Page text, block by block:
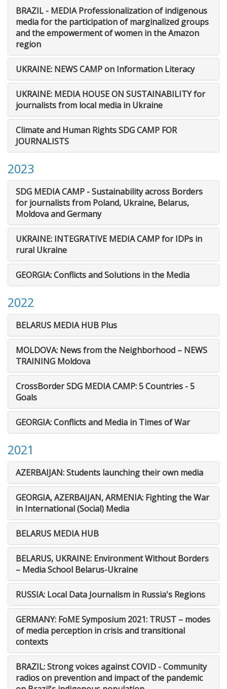
BRAZIL - MEDIA Professionalization of indigenous
media for the participation of marginalized groups
and the empowerment of women in the Amazon
region
UKRAINE: NEWS CAMP on Information Literacy
UKRAINE: MEDIA HOUSE ON SUSTAINABILITY for
journalists from local media in Ukraine
Climate and Human Rights SDG CAMP FOR
JOURNALISTS
2023
SDG MEDIA CAMP - Sustainability across Borders
for journalists from Poland, Ukraine, Belarus,
Moldova and Germany
UKRAINE: INTEGRATIVE MEDIA CAMP for IDPs in
rural Ukraine
GEORGIA: Conflicts and Solutions in the Media
2022
BELARUS MEDIA HUB Plus
MOLDOVA: News from the Neighborhood – NEWS
TRAINING Moldova
CrossBorder SDG MEDIA CAMP: 5 Countries - 5
Goals
GEORGIA: Conflicts and Media in Times of War
2021
AZERBAIJAN: Students launching their own media
GEORGIA, AZERBAIJAN, ARMENIA: Fighting the War
in International (Social) Media
BELARUS MEDIA HUB
BELARUS, UKRAINE: Environment Without Borders
– Media School Belarus-Ukraine
RUSSIA: Local Data Journalism in Russia's Regions
GERMANY: FoME Symposium 2021: TRUST – modes
of media perception in crisis and transitional
contexts
BRAZIL: Strong voices against COVID - Community
radios on prevention and impact of the pandemic